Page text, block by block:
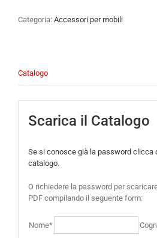
Categoria: Accessori per mobili
Catalogo
Scarica il Catalogo
Se si conosce già la password clicca
catalogo.
O richiedere la password per
PDF compilando il seguente form:
Nome*